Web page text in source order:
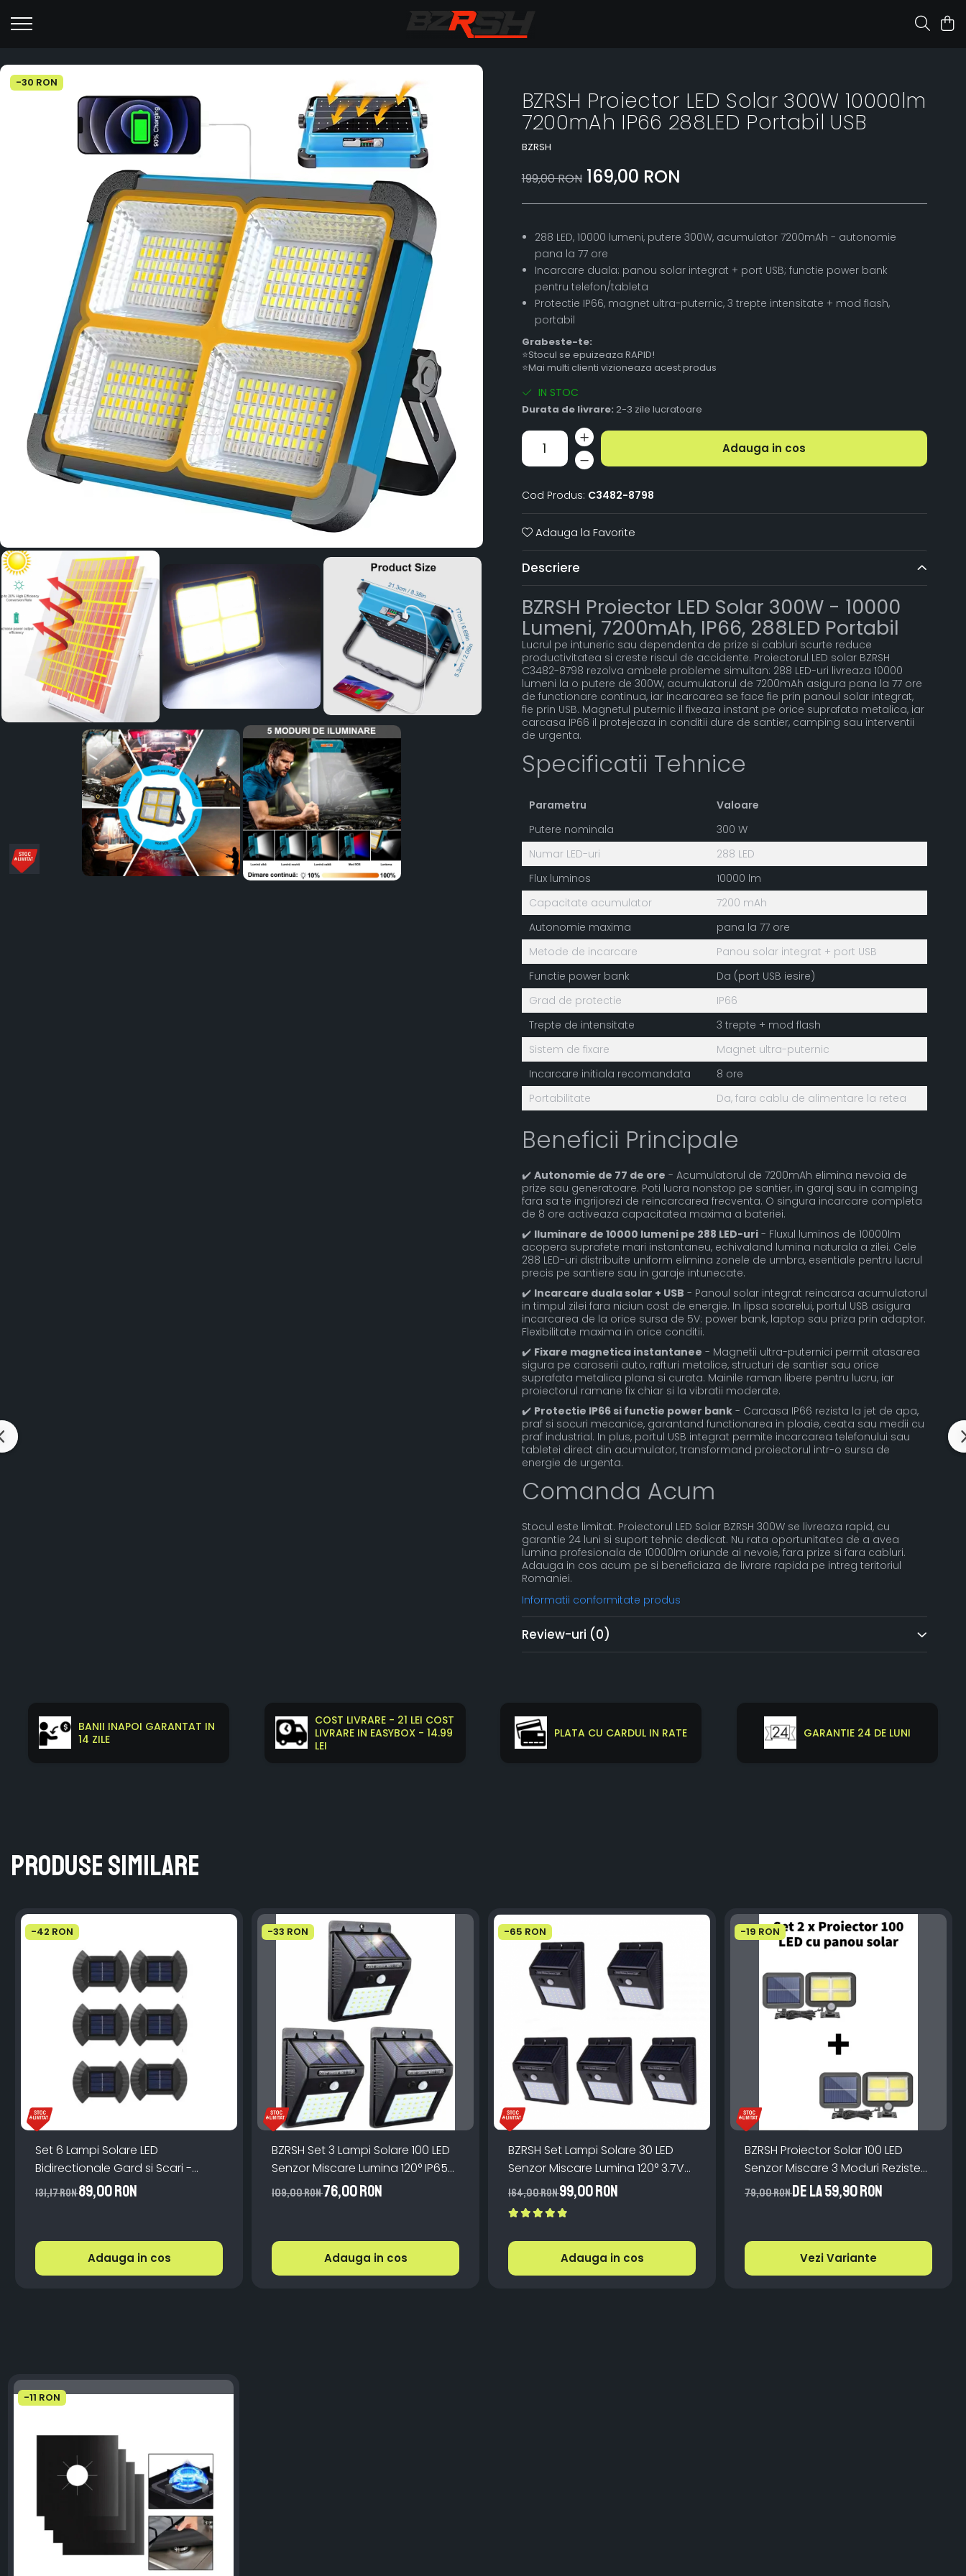
-30 RON
BZRSH Proiector LED Solar 300W 10000lm
7200mAh IP66 288LED Portabil USB
BZRSH
199,00 RON 169,00 RON
288 LED, 10000 lumeni, putere 300W, acumulator 7200mAh - autonomie
pana la 77 ore
Incarcare duala: panou solar integrat + port USB; functie power bank
pentru telefon/tableta
Protectie IP66, magnet ultra-puternic, 3 trepte intensitate + mod flash,
portabil
Grabeste-te:
⭐Stocul se epuizeaza RAPID!
⭐Mai multi clienti vizioneaza acest produs
IN STOC
Durata de livrare: 2-3 zile lucratoare
Adauga in cos
Cod Produs: C3482-8798
Adauga la Favorite
Descriere
BZRSH Proiector LED Solar 300W - 10000
Lumeni, 7200mAh, IP66, 288LED Portabil
Lucrul pe intuneric sau dependenta de prize si cabluri scurte reduce
productivitatea si creste riscul de accidente. Proiectorul LED solar BZRSH
C3482-8798 rezolva ambele probleme simultan: 288 LED-uri livreaza 10000
lumeni la o putere de 300W, acumulatorul de 7200mAh asigura pana la 77 ore
de functionare continua, iar incarcarea se face fie prin panoul solar integrat,
fie prin USB. Magnetul puternic il fixeaza instant pe orice suprafata metalica, iar
carcasa IP66 il protejeaza in conditii dure de santier, camping sau interventii
de urgenta.
Specificatii Tehnice
Parametru
Valoare
Putere nominala
300 W
Numar LED-uri
288 LED
Flux luminos
10000 lm
Capacitate acumulator
7200 mAh
Autonomie maxima
pana la 77 ore
Metode de incarcare
Panou solar integrat + port USB
Functie power bank
Da (port USB iesire)
Grad de protectie
IP66
Trepte de intensitate
3 trepte + mod flash
Sistem de fixare
Magnet ultra-puternic
Incarcare initiala recomandata
8 ore
Portabilitate
Da, fara cablu de alimentare la retea
Beneficii Principale
✔️ Autonomie de 77 de ore - Acumulatorul de 7200mAh elimina nevoia de
prize sau generatoare. Poti lucra nonstop pe santier, in garaj sau in camping
fara sa te ingrijorezi de reincarcarea frecventa. O singura incarcare completa
de 8 ore activeaza capacitatea maxima a bateriei.
✔️ Iluminare de 10000 lumeni pe 288 LED-uri- Fluxul luminos de 10000lm
acopera suprafete mari instantaneu, echivaland lumina naturala a zilei. Cele
288 LED-uri distribuite uniform elimina zonele de umbra, esentiale pentru lucrul
precis pe santiere sau in garaje intunecate.
✔️ Incarcare duala solar + USB - Panoul solar integrat reincarca acumulatorul
in timpul zilei fara niciun cost de energie. In lipsa soarelui, portul USB asigura
incarcarea de la orice sursa de 5V: power bank, laptop sau priza prin adaptor.
Flexibilitate maxima in orice conditii.
✔️ Fixare magnetica instantanee - Magnetii ultra-puternici permit atasarea
sigura pe caroserii auto, rafturi metalice, structuri de santier sau orice
suprafata metalica plana si curata. Mainile raman libere pentru lucru, iar
proiectorul ramane fix chiar si la vibratii moderate.
✔️ Protectie IP66 si functie power bank- Carcasa IP66 rezista la jet de apa,
praf si socuri mecanice, garantand functionarea in ploaie, ceata sau medii cu
praf industrial. In plus, portul USB integrat permite incarcarea telefonului sau
tabletei direct din acumulator, transformand proiectorul intr-o sursa de
energie de urgenta.
Comanda Acum
Stocul este limitat. Proiectorul LED Solar BZRSH 300W se livreaza rapid, cu
garantie 24 luni si suport tehnic dedicat. Nu rata oportunitatea de a avea
lumina profesionala de 10000lm oriunde ai nevoie, fara prize si fara cabluri.
Adauga in cos acum pe si beneficiaza de livrare rapida pe intreg teritoriul
Romaniei.
Informatii conformitate produs
Review-uri (0)
BANII INAPOI GARANTAT IN
14 ZILE
COST LIVRARE - 21 LEI COST
LIVRARE IN EASYBOX - 14.99
LEI
PLATA CU CARDUL IN RATE GARANTIE 24 DE LUNI
Produse similare
-42 RON
Set 6 Lampi Solare LED
Bidirectionale Gard si Scari -
200mAh, IP65, Alb Cald, Senzor
131,17 RON89,00 RON
Adauga in cos
-33 RON
BZRSH Set 3 Lampi Solare 100 LED
Senzor Miscare Lumina 120° IP65
ABS Monocristalin
109,00 RON76,00 RON
Adauga in cos
-65 RON
BZRSH Set Lampi Solare 30 LED
Senzor Miscare Lumina 120° 3.7V
ABS IP65 Exterior
164,00 RON99,00 RON
Adauga in cos
-19 RON
BZRSH Proiector Solar 100 LED
Senzor Miscare 3 Moduri Rezistent
Apa
79,00 RONde la 59,90 RON
Vezi Variante
-11 RON